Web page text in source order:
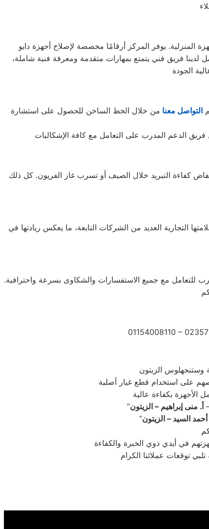
المنزلية. يوفر المركز أرقامًا مخصصة لإصلاح أجهزة دايو
لدينا فريق فني يتمتع بمهارات متقدمة ومعرفة فنية شاملة،
التواصل معنا من خلال الخط الساخن للحصول على استشارة
كفاءة التبريد خلال الصيف أو تسرب غاز الفريون. كل ذلك
في مدينة سيؤول. تعمل تحت علامتها التجارية العديد من الشركات التابعة، ما يعكس ريادتها في
الذروة، من قبل فريق مؤهل ومدرب للتعامل مع جميع الاستفسارات والشكاوى بسرعة واحترافية.
01154008110 –
أ. منى إبراهيم – الزيتون
السيد – الزيتون
في أيدي ذوي الخبرة والكفاءة